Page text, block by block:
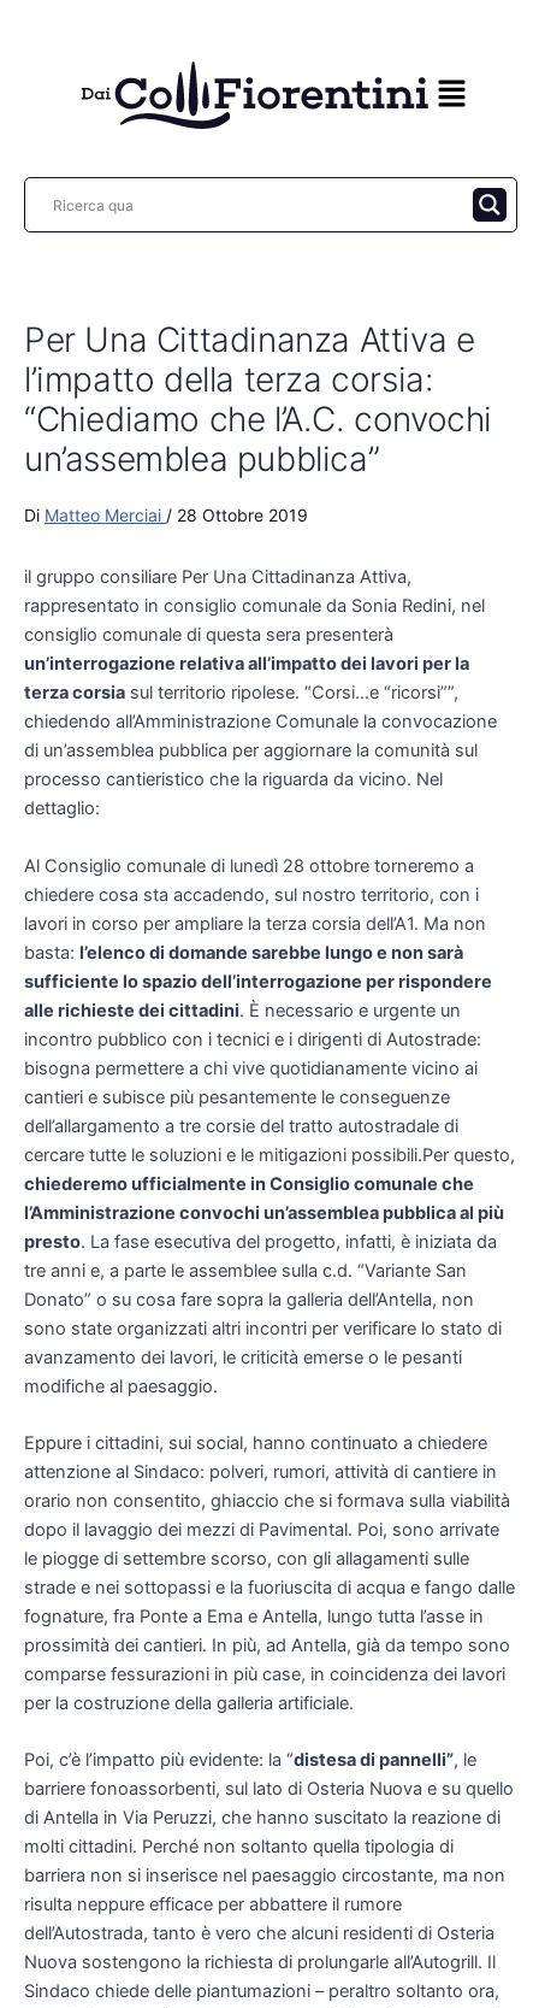
Per Una Cittadinanza Attiva e
l’impatto della terza corsia:
“Chiediamo che l’A.C. convochi
un’assemblea pubblica”
Di Matteo Merciai / 28 Ottobre 2019
il gruppo consiliare Per Una Cittadinanza Attiva,
rappresentato in consiglio comunale da Sonia Redini, nel
consiglio comunale di questa sera presenterà
un’interrogazione relativa all’impatto dei lavori per la
terza corsia sul territorio ripolese. “Corsi…e “ricorsi””,
chiedendo all’Amministrazione Comunale la convocazione
di un’assemblea pubblica per aggiornare la comunità sul
processo cantieristico che la riguarda da vicino. Nel
dettaglio:
Al Consiglio comunale di lunedì 28 ottobre torneremo a
chiedere cosa sta accadendo, sul nostro territorio, con i
lavori in corso per ampliare la terza corsia dell’A1. Ma non
basta: l’elenco di domande sarebbe lungo e non sarà
sufficiente lo spazio dell’interrogazione per rispondere
alle richieste dei cittadini. È necessario e urgente un
incontro pubblico con i tecnici e i dirigenti di Autostrade:
bisogna permettere a chi vive quotidianamente vicino ai
cantieri e subisce più pesantemente le conseguenze
dell’allargamento a tre corsie del tratto autostradale di
cercare tutte le soluzioni e le mitigazioni possibili.Per questo,
chiederemo ufficialmente in Consiglio comunale che
l’Amministrazione convochi un’assemblea pubblica al più
presto. La fase esecutiva del progetto, infatti, è iniziata da
tre anni e, a parte le assemblee sulla c.d. “Variante San
Donato” o su cosa fare sopra la galleria dell’Antella, non
sono state organizzati altri incontri per verificare lo stato di
avanzamento dei lavori, le criticità emerse o le pesanti
modifiche al paesaggio.
Eppure i cittadini, sui social, hanno continuato a chiedere
attenzione al Sindaco: polveri, rumori, attività di cantiere in
orario non consentito, ghiaccio che si formava sulla viabilità
dopo il lavaggio dei mezzi di Pavimental. Poi, sono arrivate
le piogge di settembre scorso, con gli allagamenti sulle
strade e nei sottopassi e la fuoriuscita di acqua e fango dalle
fognature, fra Ponte a Ema e Antella, lungo tutta l’asse in
prossimità dei cantieri. In più, ad Antella, già da tempo sono
comparse fessurazioni in più case, in coincidenza dei lavori
per la costruzione della galleria artificiale.
Poi, c’è l’impatto più evidente: la “distesa di pannelli”, le
barriere fonoassorbenti, sul lato di Osteria Nuova e su quello
di Antella in Via Peruzzi, che hanno suscitato la reazione di
molti cittadini. Perché non soltanto quella tipologia di
barriera non si inserisce nel paesaggio circostante, ma non
risulta neppure efficace per abbattere il rumore
dell’Autostrada, tanto è vero che alcuni residenti di Osteria
Nuova sostengono la richiesta di prolungarle all’Autogrill. Il
Sindaco chiede delle piantumazioni – peraltro soltanto ora,